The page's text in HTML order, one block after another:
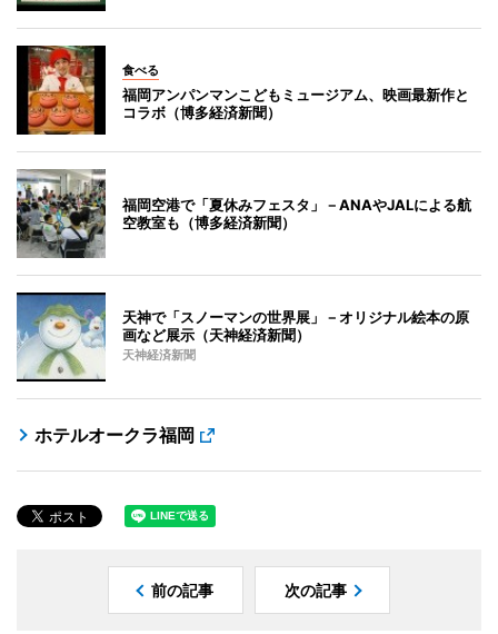
食べる
福岡アンパンマンこどもミュージアム、映画最新作と
コラボ（博多経済新聞）
福岡空港で「夏休みフェスタ」－ANAやJALによる航
空教室も（博多経済新聞）
天神で「スノーマンの世界展」－オリジナル絵本の原
画など展示（天神経済新聞）
天神経済新聞
ホテルオークラ福岡
前の記事 次の記事